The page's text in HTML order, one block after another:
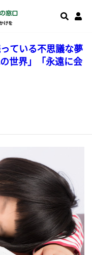
ている不思議な夢
世界」「永遠に会